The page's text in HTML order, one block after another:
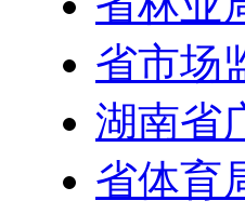
省市场
湖南省
省体育